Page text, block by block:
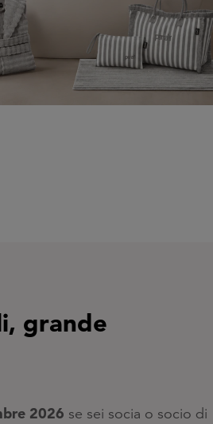
grande
2026 se sei socia o socio di